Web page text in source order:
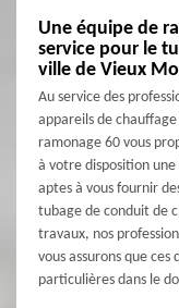
Une équipe de
service pour le
ville de Vieux
Au service des
appareils de
ramonage 60 vous
à votre disposition
aptes à vous fournir
tubage de conduit de
travaux, nos
vous assurons que
particulières dans le